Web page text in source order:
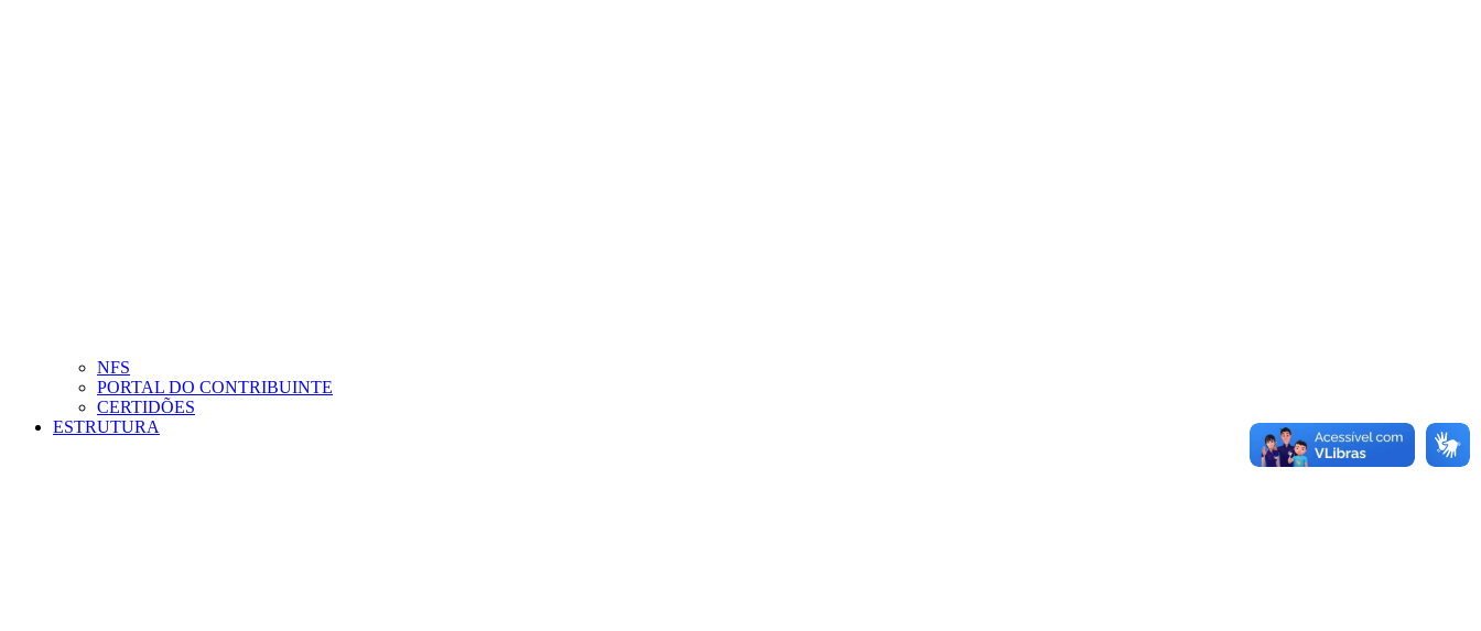
NFS
PORTAL DO CONTRIBUINTE
CERTIDÕES
ESTRUTURA